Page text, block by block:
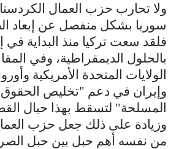
ولا تحارب حزب العمال
سوريا بشكل منفصل عن إبعاد
فلقد سعت تركيا منذ البداية في
بالحلول الديمقراطية، وفي
الولايات المتحدة الأمريكية
وإيران في دعم "تخليص الحقوق
المسلحة" لتسقط بهذا حبال
وزيادة على ذلك جعل حزب
من نفسه أهم حبل بين حبل